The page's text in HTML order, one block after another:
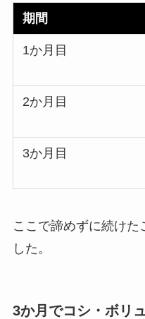
期間
1か月目
2か月目
3か月目
ここで諦めずに続けた
した。
3か月でコシ・ボリ